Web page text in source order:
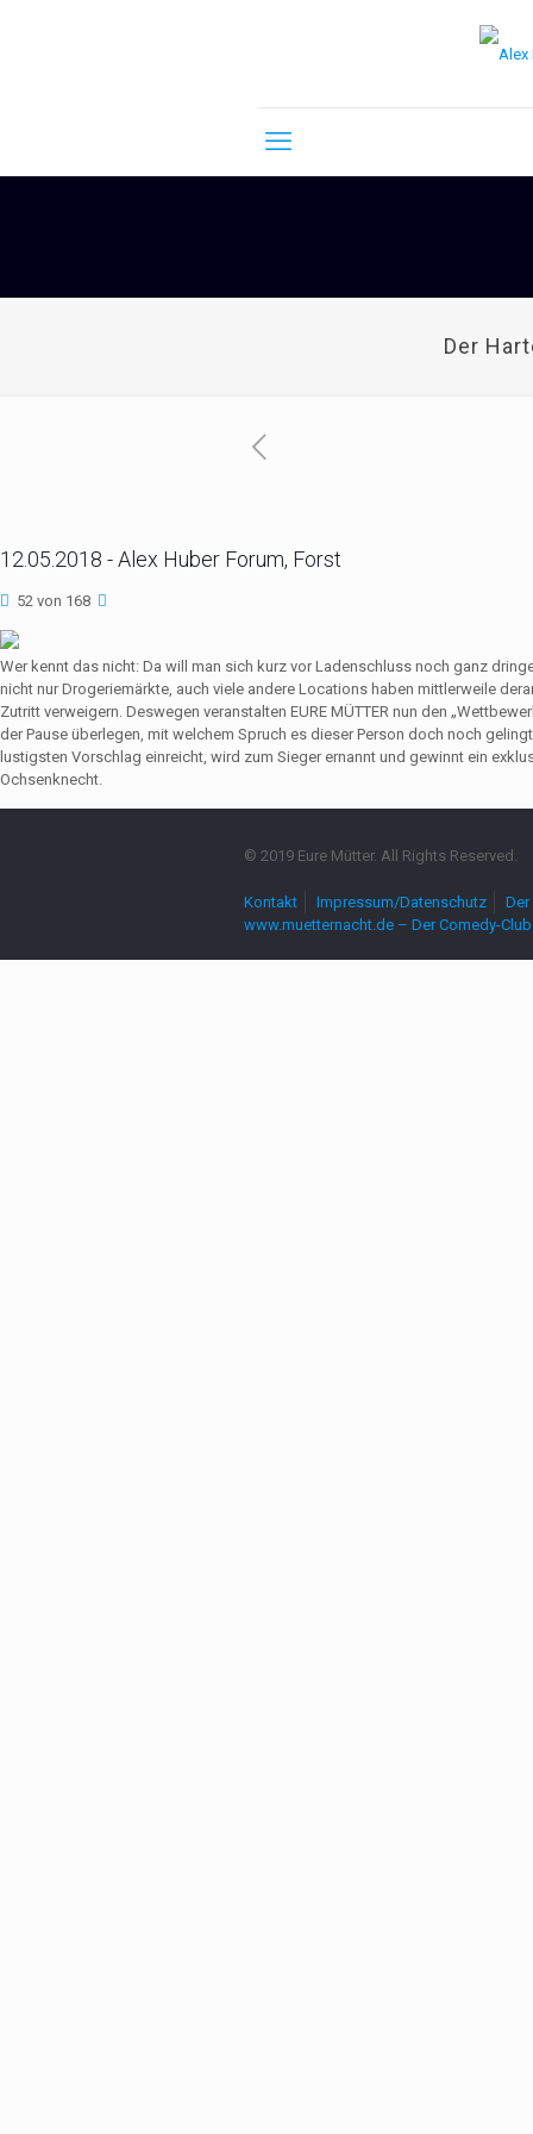
Der
12.05.2018 - Alex Huber Forum, Forst
52 von 168
Wer kennt das nicht: Da will man sich kurz vor Ladenschluss noch ganz
nicht nur Drogeriemärkte, auch viele andere Locations haben mittlerweile
Zutritt verweigern. Deswegen veranstalten EURE MÜTTER nun den
der Pause überlegen, mit welchem Spruch es dieser Person doch noch
lustigsten Vorschlag einreicht, wird zum Sieger ernannt und gewinnt ein
Ochsenknecht.
© 2019 Eure Mütter. All Rights Reserved.
Kontakt Impressum/Datenschutz
www.muetternacht.de – Der Comedy-Club